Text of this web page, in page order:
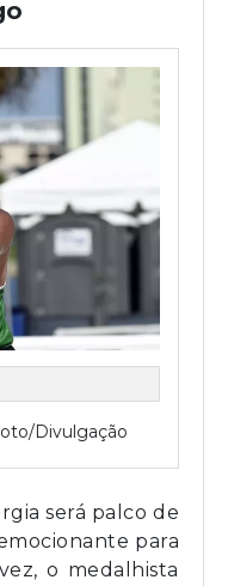
Divulgação
será palco de
para
o medalhista